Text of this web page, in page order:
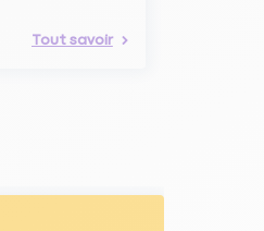
Tout savoir